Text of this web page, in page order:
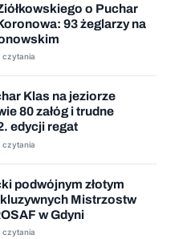
o Puchar
93 żeglarzy na
czytania
Klas na jeziorze
80 załóg i trudne
edycji regat
czytania
podwójnym złotym
Mistrzostw
w Gdyni
czytania